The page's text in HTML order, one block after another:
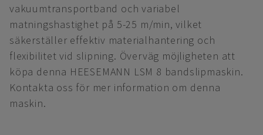
vakuumtransportband och variabel
matningshastighet på 5-25 m/min, vilket
säkerställer effektiv materialhantering och
flexibilitet vid slipning. Överväg möjligheten att
köpa denna HEESEMANN LSM 8 bandslipmaskin.
Kontakta oss för mer information om denna
maskin.